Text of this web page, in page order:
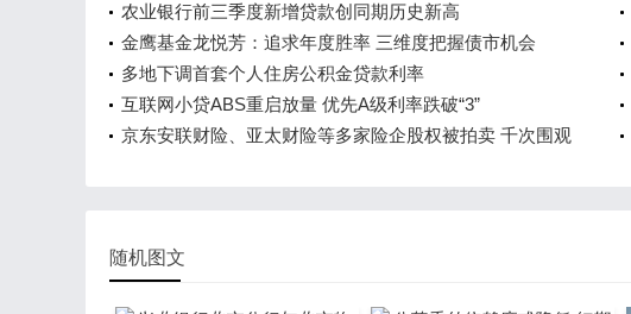
农业银行前三季度新增贷款创同期历史新高
金鹰基金龙悦芳：追求年度胜率 三维度把握债市机会
多地下调首套个人住房公积金贷款利率
互联网小贷ABS重启放量 优先A级利率跌破“3”
京东安联财险、亚太财险等多家险企股权被拍卖 千次围观
随机图文